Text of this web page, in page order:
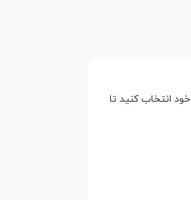
انتخاب کنید تا